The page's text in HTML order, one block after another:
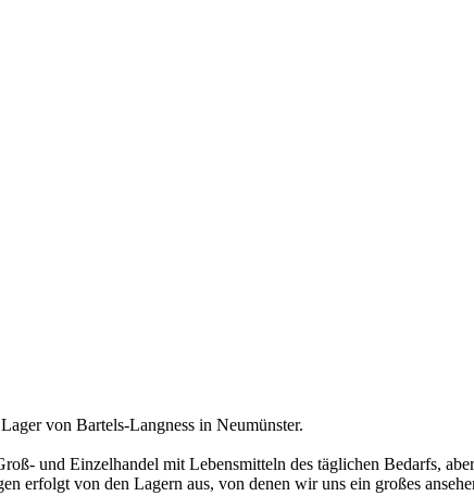
von Bartels-Langness in Neumünster.
und Einzelhandel mit Lebensmitteln des täglichen Bedarfs,
erfolgt von den Lagern aus, von denen wir uns ein großes